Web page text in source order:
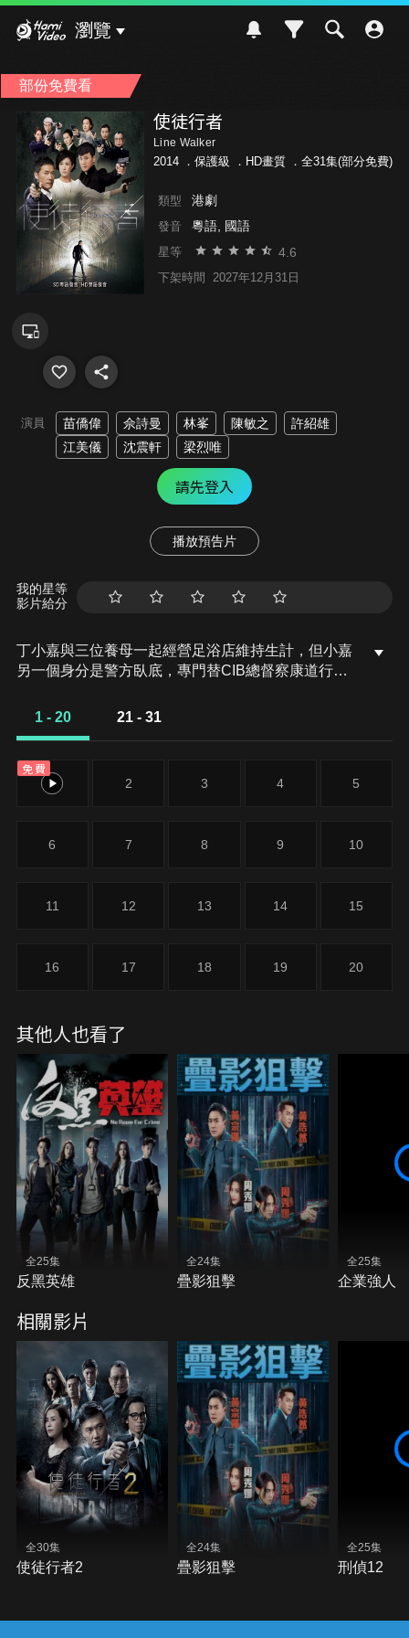
瀏覽
部份免費看
使徒行者
Line Walker
2014 ． 保護級 ．HD畫質 ．全31集(部分免費)
類型 港劇
發音 粵語, 國語
星等 4.6
下架時間 2027年12月31日
演員 苗僑偉 佘詩曼 林峯 陳敏之
許紹雄
江美儀
沈震軒 梁烈唯
請先登入
播放預告片
我的星等
影片給分
丁小嘉與三位養母一起經營足浴店維持生計，但小嘉
另一個身分是警方臥底，專門替CIB總督察康道行收
而被廉政公署追蹤調查；卓凱致力查出自己直屬臥底
強表面上是一名運冰工人，但實際上卻是外圍賭博集
團的成員；小嘉的養母亦因為欠下賭債而被家強走上
頭目，而達富手下的家強在巧合下，協助達富收藏起
目睹好友道行突然墮樓身亡；卓凱按照道行的遺言，
1 - 20 21 - 31
免費
1 2 3 4 5
6 7 8 9 10
11 12 13 14 15
16 17 18 19 20
其他人也看了
全25集
反黑英雄
全24集
疊影狙擊
全25集
企業強人
相關影片
全30集
使徒行者2
全24集
疊影狙擊
全25集
刑偵12